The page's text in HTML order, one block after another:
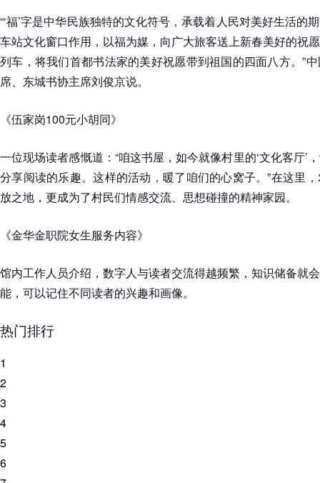
“‘福’字是中华民族独特的文化符号，承载着人民对美好生活的
车站文化窗口作用，以福为媒，向广大旅客送上新春美好的祝
列车，将我们首都书法家的美好祝愿带到祖国的四面八方。”
席、东城书协主席刘俊京说。
《伍家岗100元小胡同》
一位现场读者感慨道：“咱这书屋，如今就像村里的‘文化客厅’
分享阅读的乐趣。这样的活动，暖了咱们的心窝子。”在这里
放之地，更成为了村民们情感交流、思想碰撞的精神家园。
《金华金职院女生服务内容》
馆内工作人员介绍，数字人与读者交流得越频繁，知识储备就
能，可以记住不同读者的兴趣和画像。
热门排行
1
2
3
4
5
6